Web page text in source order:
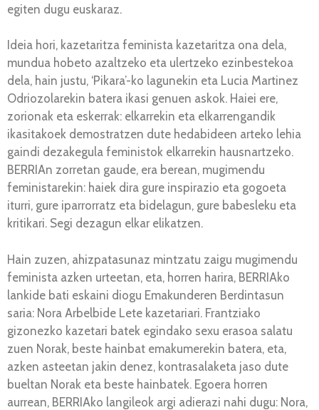
egiten dugu euskaraz.
Ideia hori, kazetaritza feminista kazetaritza ona dela,
mundua hobeto azaltzeko eta ulertzeko ezinbestekoa
dela, hain justu, ‘Pikara’-ko lagunekin eta Lucia Martinez
Odriozolarekin batera ikasi genuen askok. Haiei ere,
zorionak eta eskerrak: elkarrekin eta elkarrengandik
ikasitakoek demostratzen dute hedabideen arteko lehia
gaindi dezakegula feministok elkarrekin hausnartzeko.
BERRIAn zorretan gaude, era berean, mugimendu
feministarekin: haiek dira gure inspirazio eta gogoeta
iturri, gure iparrorratz eta bidelagun, gure babesleku eta
kritikari. Segi dezagun elkar elikatzen.
Hain zuzen, ahizpatasunaz mintzatu zaigu mugimendu
feminista azken urteetan, eta, horren harira, BERRIAko
lankide bati eskaini diogu Emakunderen Berdintasun
saria: Nora Arbelbide Lete kazetariari. Frantziako
gizonezko kazetari batek egindako sexu erasoa salatu
zuen Norak, beste hainbat emakumerekin batera, eta,
azken asteetan jakin denez, kontrasalaketa jaso dute
bueltan Norak eta beste hainbatek. Egoera horren
aurrean, BERRIAko langileok argi adierazi nahi dugu: Nora,